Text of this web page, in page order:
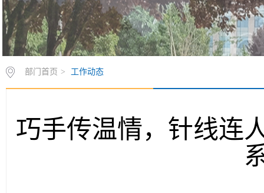
部门首页 > 工作动态
巧手传温情，针线